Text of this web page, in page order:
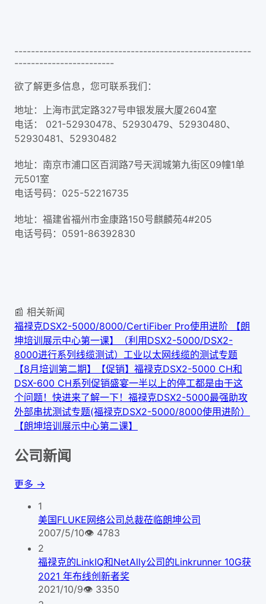
---------------------------------------------------------
------------------------
欲了解更多信息，您可联系我们：
地址：上海市武定路327号申银发展大厦2604室
电话： 021-52930478、52930479、52930480、
52930481、52930482
地址：南京市浦口区百润路7号天润城第九街区09幢1单
元501室
电话号码：025-52216735
地址：福建省福州市金康路150号麒麟苑4#205
电话号码：0591-86392830
📰 相关新闻
福禄克DSX2-5000/8000/CertiFiber Pro使用进阶 【朗
坤培训展示中心第一课】
（利用DSX2-5000/DSX2-
8000进行系列线缆测试）工业以太网线缆的测试专题
【8月培训第二期】
【促销】福禄克DSX2-5000 CH和
DSX-600 CH系列促销盛宴一半以上的停工都是由于这
个问题！快进来了解一下！福禄克DSX2-5000最强助攻
外部串扰测试专题(福禄克DSX2-5000/8000使用进阶）
【朗坤培训展示中心第二课】
公司新闻
更多 →
1
美国FLUKE网络公司总裁莅临朗坤公司
2007/5/10👁 4783
2
福禄克的LinkIQ和NetAlly公司的Linkrunner 10G获
2021 年布线创新者奖
2021/10/9👁 3350